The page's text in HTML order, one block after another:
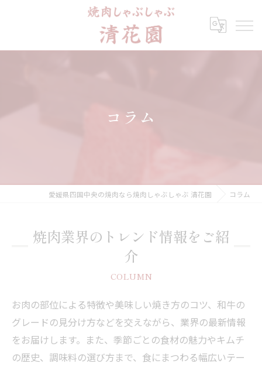
コラム
愛媛県四国中央の焼肉なら焼肉しゃぶしゃぶ 清花園 コラム
焼肉業界のトレンド情報をご紹
介
COLUMN
お肉の部位による特徴や美味しい焼き方のコツ、和牛の
グレードの見分け方などを交えながら、業界の最新情報
をお届けします。また、季節ごとの食材の魅力やキムチ
の歴史、調味料の選び方まで、食にまつわる幅広いテー